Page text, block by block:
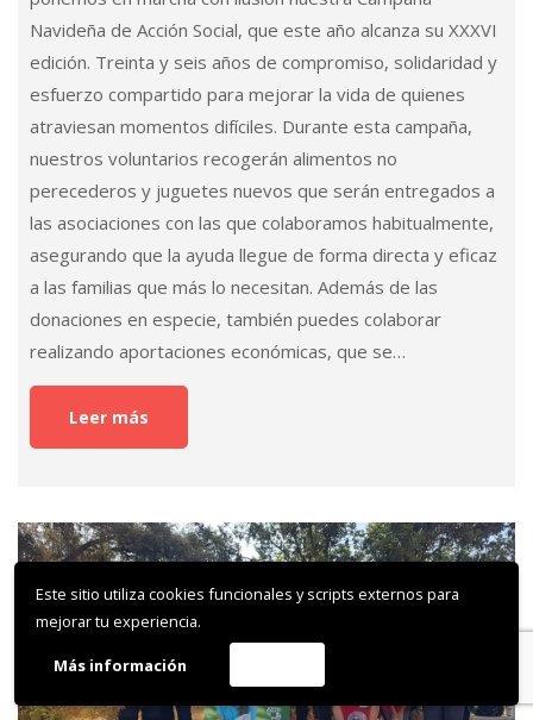
Este sitio utiliza cookies funcionales y scripts externos para
mejorar tu experiencia.
Más información
En el marco de las numerosas actividades impulsadas con
motivo de la nueva edición del “26 de Abril, Día del Niño y
de la Niña”, el Proyecto “Comparte y Recicla” ha realizado
una generosa donación de 1.100 juguetes a la Asociación
de Voluntariado GEA Alicante. Siguiendo su consolidado
modelo de trabajo en red y su compromiso con la
solidaridad, GEA ha coordinado con esmero la distribución
de estos juguetes entre 14 asociaciones de la provincia
de Alicante, garantizando que lleguen a los hogares y
centros donde más se necesitan. Las entidades
beneficiarias han sido: Red Madre, Reacción Solidaria,
Nazaret, Mensajeros de…
Vicente en Lliria
El 2 de febrero de 2025, GEA realizó su habitual
reforestación con motivo del Día del Árbol de la